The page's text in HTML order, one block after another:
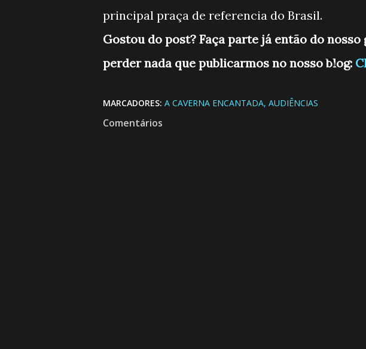
principal praça de referencia do Brasil.
Gostou do post? Faça parte já então do
perder nada que publicarmos no nosso blog:
MARCADORES: A CAVERNA ENCANTADA AUDIÊNCIAS
Comentários